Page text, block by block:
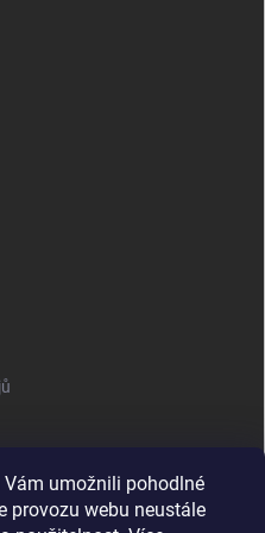
umožnili pohodlné
provozu webu neustále